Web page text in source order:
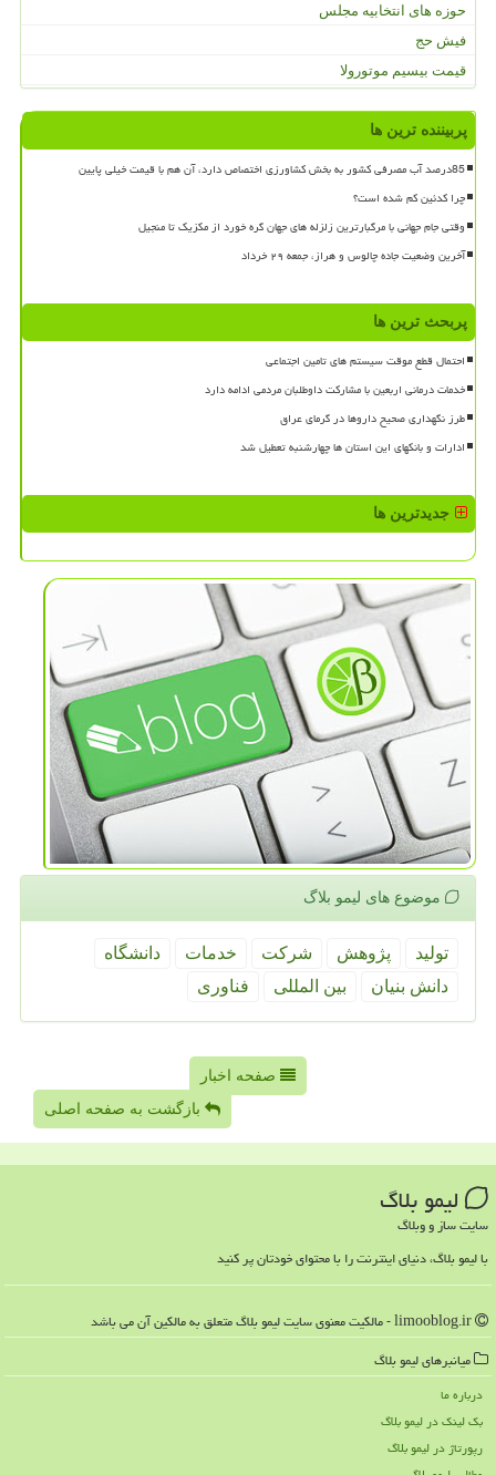
حوزه های انتخابیه مجلس
فیش حج
قیمت بیسیم موتورولا
پربیننده ترین ها
85درصد آب مصرفی کشور به بخش کشاورزی اختصاص دارد، آن هم با قیمت خیلی پایین
چرا کدئین کم شده است؟
وقتی جام جهانی با مرگبارترین زلزله های جهان گره خورد از مکزیک تا منجیل
آخرین وضعیت جاده چالوس و هراز، جمعه ۲۹ خرداد
پربحث ترین ها
احتمال قطع موقت سیستم های تامین اجتماعی
خدمات درمانی اربعین با مشارکت داوطلبان مردمی ادامه دارد
طرز نگهداری صحیح داروها در گرمای عراق
ادارات و بانکهای این استان ها چهارشنبه تعطیل شد
جدیدترین ها
موضوع های لیمو بلاگ
تولید پژوهش شركت خدمات
دانشگاه
دانش بنیان
بین المللی فناوری
صفحه اخبار
بازگشت به صفحه اصلی
لیمو بلاگ
سایت ساز و وبلاگ
با لیمو بلاگ، دنیای اینترنت را با محتوای خودتان پر کنید
میانبرهای لیمو بلاگ
درباره ما
بک لینک در لیمو بلاگ
رپورتاژ در لیمو بلاگ